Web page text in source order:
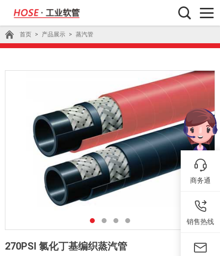
首页 > 产品展示 > 蒸汽管
270PSI 氯化丁基编织蒸汽管
商务通
销售热线